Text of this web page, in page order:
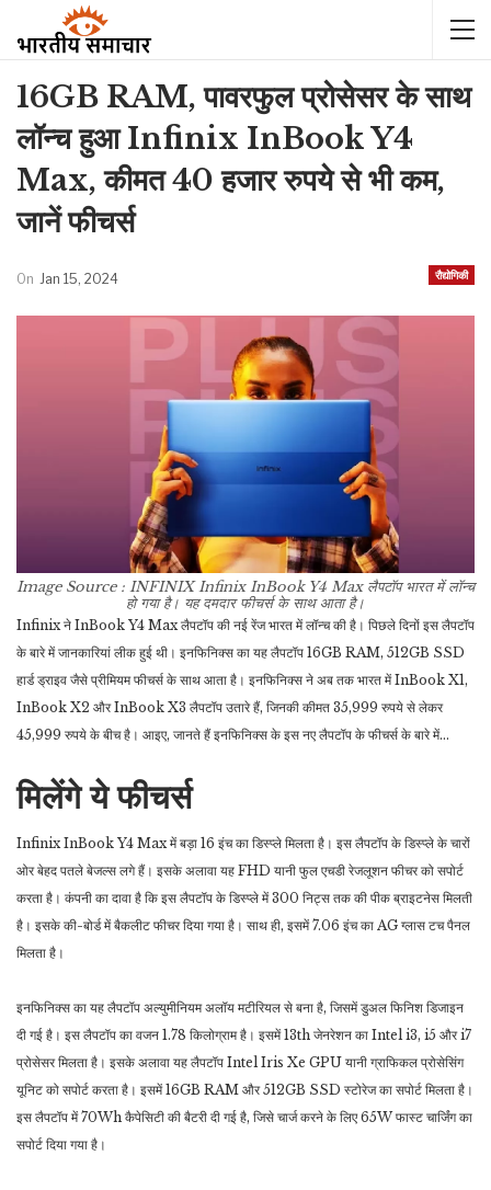
16GB RAM, पावरफुल प्रोसेसर के साथ
लॉन्च हुआ Infinix InBook Y4
Max, कीमत 40 हजार रुपये से भी कम,
जानें फीचर्स
रौद्योगिकी
On Jan 15, 2024
Image Source : INFINIXInfinix InBook Y4 Max लैपटॉप भारत में लॉन्च
हो गया है। यह दमदार फीचर्स के साथ आता है।
Infinix ने InBook Y4 Max लैपटॉप की नई रेंज भारत में लॉन्च की है। पिछले दिनों इस लैपटॉप
के बारे में जानकारियां लीक हुई थी। इनफिनिक्स का यह लैपटॉप 16GB RAM, 512GB SSD
हार्ड ड्राइव जैसे प्रीमियम फीचर्स के साथ आता है। इनफिनिक्स ने अब तक भारत में InBook X1,
InBook X2 और InBook X3 लैपटॉप उतारे हैं, जिनकी कीमत 35,999 रुपये से लेकर
45,999 रुपये के बीच है। आइए, जानते हैं इनफिनिक्स के इस नए लैपटॉप के फीचर्स के बारे में…
मिलेंगे ये फीचर्स
Infinix InBook Y4 Max में बड़ा 16 इंच का डिस्प्ले मिलता है। इस लैपटॉप के डिस्प्ले के चारों
ओर बेहद पतले बेजल्स लगे हैं। इसके अलावा यह FHD यानी फुल एचडी रेजलूशन फीचर को सपोर्ट
करता है। कंपनी का दावा है कि इस लैपटॉप के डिस्प्ले में 300 निट्स तक की पीक ब्राइटनेस मिलती
है। इसके की-बोर्ड में बैकलीट फीचर दिया गया है। साथ ही, इसमें 7.06 इंच का AG ग्लास टच पैनल
मिलता है।
इनफिनिक्स का यह लैपटॉप अल्युमीनियम अलॉय मटीरियल से बना है, जिसमें डुअल फिनिश डिजाइन
दी गई है। इस लैपटॉप का वजन 1.78 किलोग्राम है। इसमें 13th जेनरेशन का Intel i3, i5 और i7
प्रोसेसर मिलता है। इसके अलावा यह लैपटॉप Intel Iris Xe GPU यानी ग्राफिकल प्रोसेसिंग
यूनिट को सपोर्ट करता है। इसमें 16GB RAM और 512GB SSD स्टोरेज का सपोर्ट मिलता है।
इस लैपटॉप में 70Wh कैपेसिटी की बैटरी दी गई है, जिसे चार्ज करने के लिए 65W फास्ट चार्जिंग का
सपोर्ट दिया गया है।